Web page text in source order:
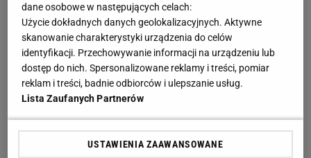
Bestialskie pobicie po meczu. Sędzia trafił do
szpitala, a napastnik na policję
Na nagraniu, które pojawiło się w mediach
społecznościowych widać, że kibice mieli pretensje
boisku. W pewnym momencie jeden z nich krzyknął:
"Wynoś się stąd". W tym samym momencie do
dane osobowe w następujących celach:
Użycie dokładnych danych geolokalizacyjnych. Aktywne
skanowanie charakterystyki urządzenia do celów
identyfikacji. Przechowywanie informacji na urządzeniu lub
dostęp do nich. Spersonalizowane reklamy i treści, pomiar
reklam i treści, badnie odbiorców i ulepszanie usług.
Lista Zaufanych Partnerów
USTAWIENIA ZAAWANSOWANE